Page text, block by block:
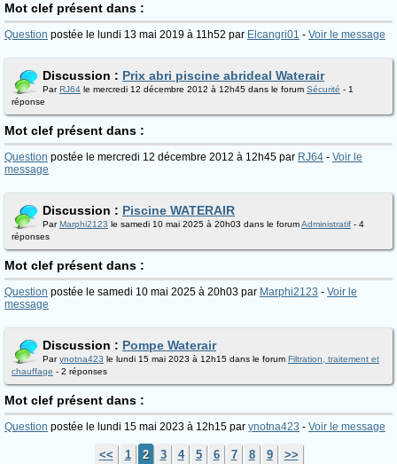
Mot clef présent dans :
Question postée le lundi 13 mai 2019 à 11h52 par Elcangri01 - Voir le message
Discussion : Prix abri piscine abrideal Waterair
ParRJ64 le mercredi 12 décembre 2012 à 12h45 dans le forum Sécurité - 1
réponse
Mot clef présent dans :
Question postée le mercredi 12 décembre 2012 à 12h45 par RJ64 - Voir le
message
Discussion : Piscine WATERAIR
ParMarphi2123 le samedi 10 mai 2025 à 20h03 dans le forumAdministratif - 4
réponses
Mot clef présent dans :
Question postée le samedi 10 mai 2025 à 20h03 par Marphi2123 - Voir le
message
Discussion : Pompe Waterair
Parynotna423 le lundi 15 mai 2023 à 12h15 dans le forum Filtration, traitement et
chauffage - 2 réponses
Mot clef présent dans :
Question postée le lundi 15 mai 2023 à 12h15 par ynotna423 - Voir le message
<< 1 2 3 4 5 6 7 8 9 >>